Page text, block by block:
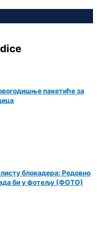
пакетиће за
блокадера: Редовно
би у фотељу (ФОТО)